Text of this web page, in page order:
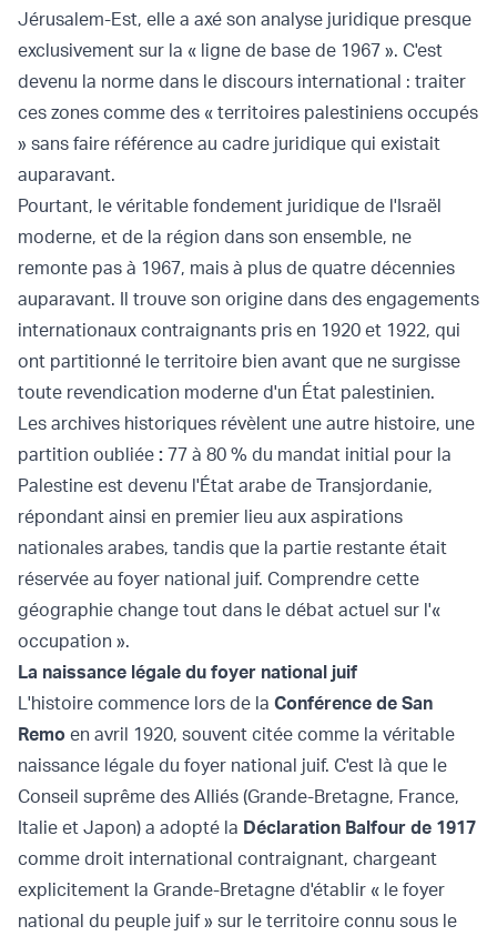
Jérusalem-Est, elle a axé son analyse juridique presque
exclusivement sur la « ligne de base de 1967 ». C'est
devenu la norme dans le discours international : traiter
ces zones comme des « territoires palestiniens occupés
» sans faire référence au cadre juridique qui existait
auparavant.
Pourtant, le véritable fondement juridique de l'Israël
moderne, et de la région dans son ensemble, ne
remonte pas à 1967, mais à plus de quatre décennies
auparavant. Il trouve son origine dans des engagements
internationaux contraignants pris en 1920 et 1922, qui
ont partitionné le territoire bien avant que ne surgisse
toute revendication moderne d'un État palestinien.
Les archives historiques révèlent une autre histoire, une
partition oubliée : 77 à 80 % du mandat initial pour la
Palestine est devenu l'État arabe de Transjordanie,
répondant ainsi en premier lieu aux aspirations
nationales arabes, tandis que la partie restante était
réservée au foyer national juif. Comprendre cette
géographie change tout dans le débat actuel sur l'«
occupation ».
La naissance légale du foyer national juif
L'histoire commence lors de la Conférence de San
Remo en avril 1920, souvent citée comme la véritable
naissance légale du foyer national juif. C'est là que le
Conseil suprême des Alliés (Grande-Bretagne, France,
Italie et Japon) a adopté la Déclaration Balfour de 1917
comme droit international contraignant, chargeant
explicitement la Grande-Bretagne d'établir « le foyer
national du peuple juif » sur le territoire connu sous le